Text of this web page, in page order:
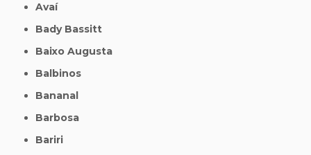
Avaí
Bady Bassitt
Baixo Augusta
Balbinos
Bananal
Barbosa
Bariri